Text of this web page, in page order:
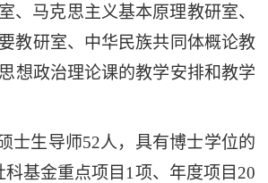
马克思主义基本原理教研室、
教研室、中华民族共同体概论教
想政治理论课的教学安排和教学
士生导师52人 ， 具有博士学位的
科基金重点项目1项、年度项目20